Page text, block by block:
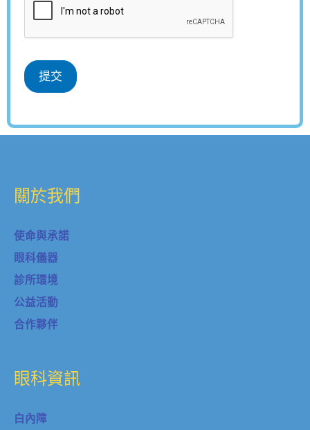
提交
關於我們
使命與承諾
眼科儀器
診所環境
公益活動
合作夥伴
眼科資訊
白內障